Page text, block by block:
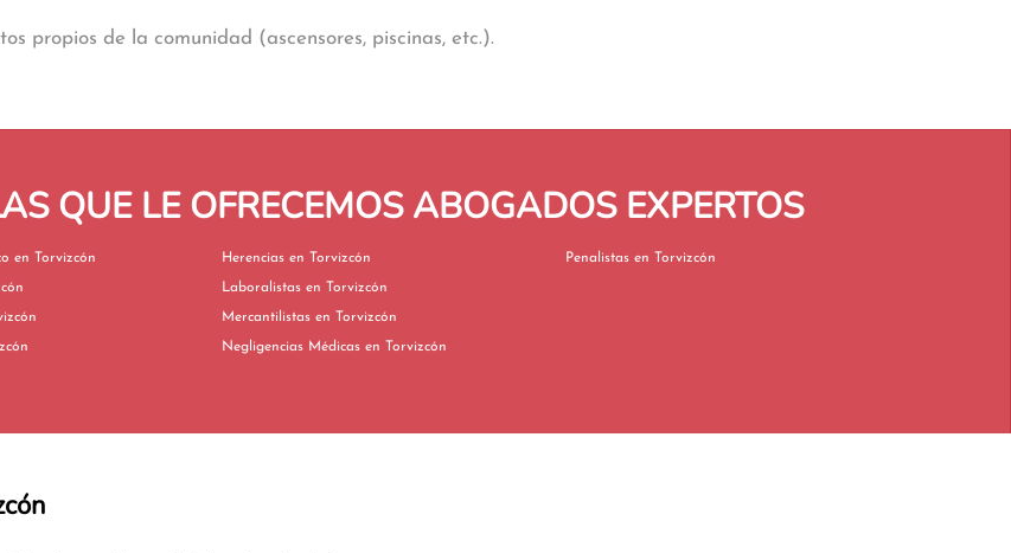
propios de la comunidad (ascensores, piscinas, etc.).
QUE LE OFRECEMOS ABOGADOS EXPERTOS
Derecho Urbanístico en Torvizcón
Torvizcón
Herencias en Torvizcón
Laboralistas en Torvizcón
Mercantilistas en Torvizcón
Negligencias Médicas en Torvizcón
Penalistas en Torvizcón